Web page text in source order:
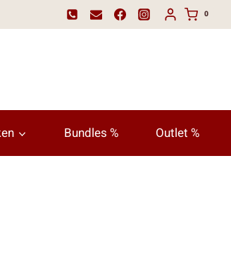
0
Bundles % Outlet %